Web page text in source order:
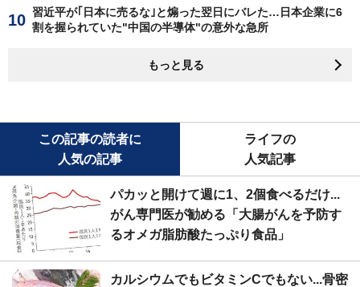
習近平が｢日本に売るな｣と煽った翌日にバレた…日本企業に6
割を握られていた"中国の半導体"の意外な急所
もっと見る
この記事の読者に
人気の記事
ライフの
人気記事
パカッと開けて週に1、2個食べるだけ...
がん専門医が勧める「大腸がんを予防す
るオメガ脂肪酸たっぷり食品」
カルシウムでもビタミンCでもない...骨密